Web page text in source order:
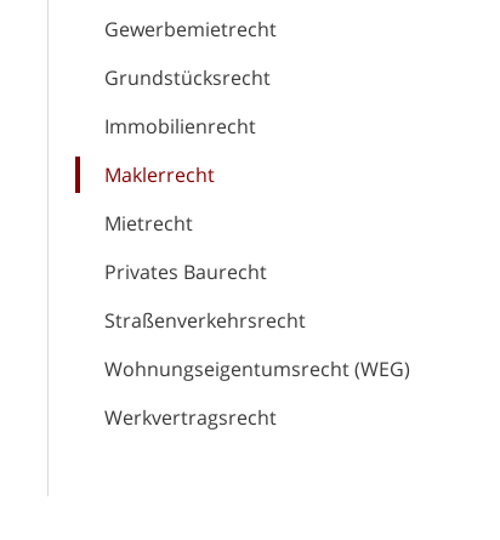
Gewerbemietrecht
Grundstücksrecht
Immobilienrecht
Maklerrecht
Mietrecht
Privates Baurecht
Straßenverkehrsrecht
Wohnungseigentumsrecht (WEG)
Werkvertragsrecht